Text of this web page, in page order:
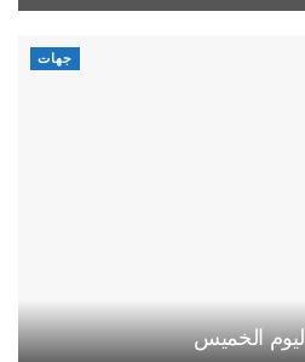
جهات
الخميس